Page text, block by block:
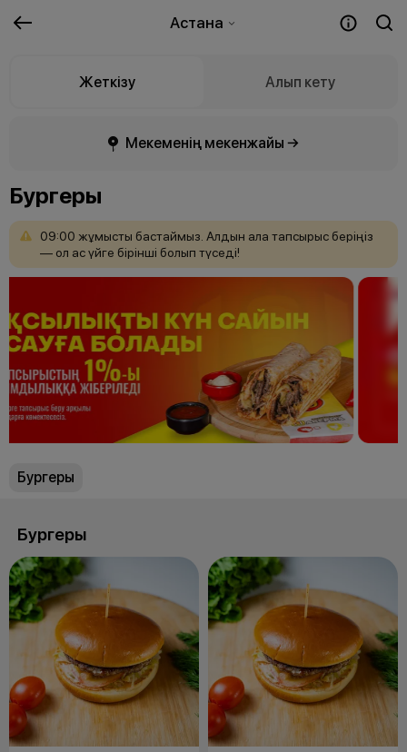
Астана
Жеткізу Алып кету
Мекеменің мекенжайы →
Бургеры
09:00 жұмысты бастаймыз. Алдын ала тапсырыс беріңіз
— ол асүйге бірінші болып түседі!
Бургеры
Бургеры